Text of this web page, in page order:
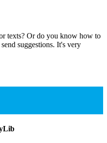
texts? Or do you know how to
suggestions. It's very